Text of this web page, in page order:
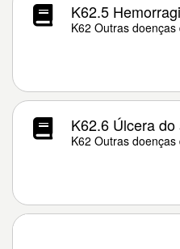
K62.5
K62 Outras
K62.6 Úlcera
K62 Outras